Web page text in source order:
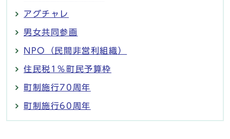
アグチャレ
男女共同参画
NPO（民間非営利組織）
住民税1％町民予算枠
町制施行70周年
町制施行60周年